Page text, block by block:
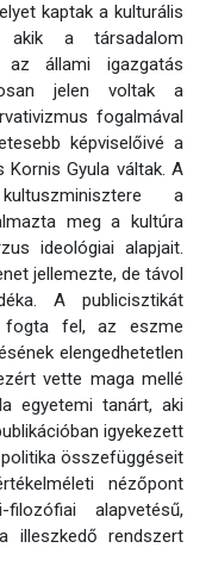
kaptak a kulturális
akik a társadalom
az állami igazgatás
jelen voltak a
fogalmával
képviselőivé a
Kornis Gyula váltak. A
a
meg a kultúra
ideológiai alapjait.
jellemezte, de távol
A publicisztikát
fogta fel, az eszme
elengedhetetlen
vette maga mellé
egyetemi tanárt, aki
igyekezett
összefüggéseit
nézőpont
alapvetésű,
illeszkedő rendszert